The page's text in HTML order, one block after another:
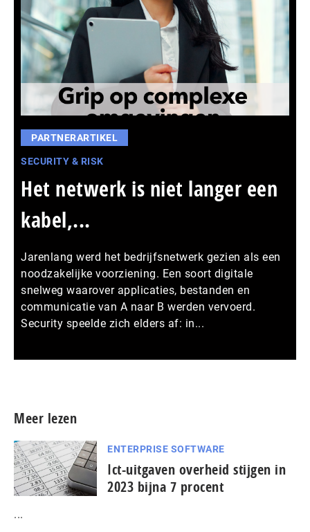
PARTNERARTIKEL
SECURITY & RISK
Het netwerk is niet langer een
kabel,...
Jarenlang werd het bedrijfsnetwerk gezien als een
noodzakelijke voorziening. Een soort digitale
snelweg waarover applicaties, bestanden en
communicatie van A naar B werden vervoerd.
Security speelde zich elders af: in...
Meer lezen
ENTERPRISE SOFTWARE
Ict-uitgaven overheid stijgen in
2023 bijna 7 procent
...